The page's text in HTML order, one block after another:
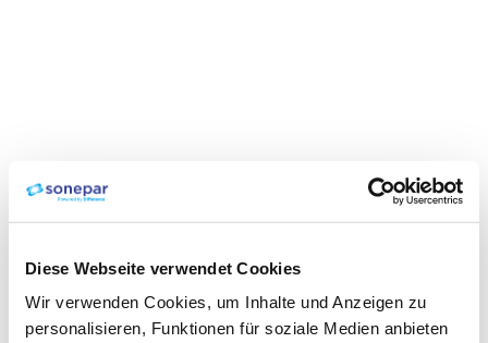
Diese Webseite verwendet Cookies
Wir verwenden Cookies, um Inhalte und Anzeigen zu
personalisieren, Funktionen für soziale Medien anbieten